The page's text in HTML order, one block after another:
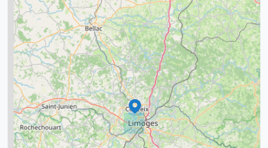
2
7
6
20
2
9
8
5
11
15
7